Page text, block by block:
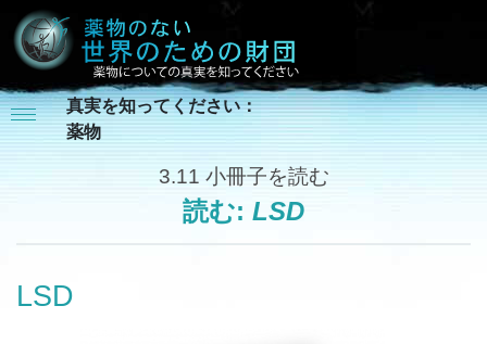
真実を知ってください：
薬物
3.11 小冊子を読む
読む: LSD
LSD